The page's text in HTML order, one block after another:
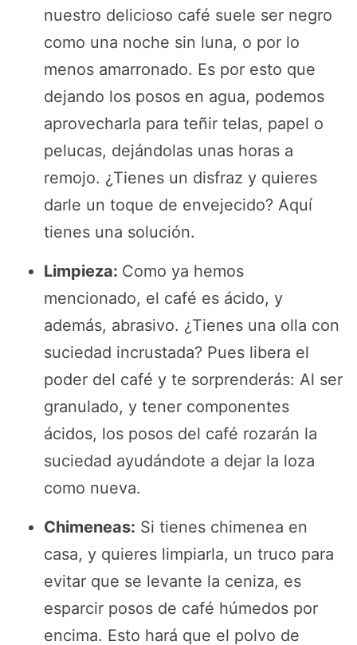
nuestro delicioso café suele ser negro
como una noche sin luna, o por lo
menos amarronado. Es por esto que
dejando los posos en agua, podemos
aprovecharla para teñir telas, papel o
pelucas, dejándolas unas horas a
remojo. ¿Tienes un disfraz y quieres
darle un toque de envejecido? Aquí
tienes una solución.
Limpieza: Como ya hemos
mencionado, el café es ácido, y
además, abrasivo. ¿Tienes una olla con
suciedad incrustada? Pues libera el
poder del café y te sorprenderás: Al ser
granulado, y tener componentes
ácidos, los posos del café rozarán la
suciedad ayudándote a dejar la loza
como nueva.
Chimeneas: Si tienes chimenea en
casa, y quieres limpiarla, un truco para
evitar que se levante la ceniza, es
esparcir posos de café húmedos por
encima. Esto hará que el polvo de